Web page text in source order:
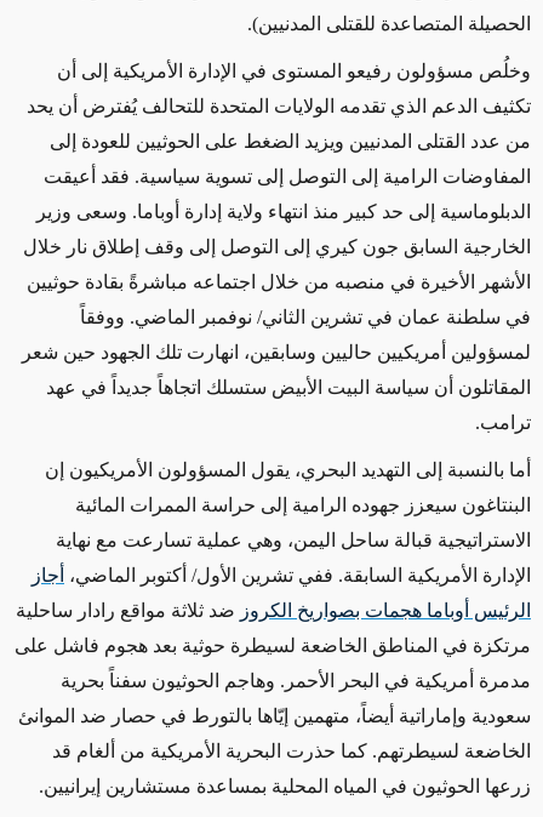
الحصيلة المتصاعدة للقتلى المدنيين).
وخلُص مسؤولون رفيعو المستوى في الإدارة الأمريكية إلى أن
تكثيف الدعم الذي تقدمه الولايات المتحدة للتحالف يُفترض أن يحد
من عدد القتلى المدنيين ويزيد الضغط على الحوثيين للعودة إلى
المفاوضات الرامية إلى التوصل إلى تسوية سياسية. فقد أعيقت
الدبلوماسية إلى حد كبير منذ انتهاء ولاية إدارة أوباما. وسعى وزير
الخارجية السابق جون كيري إلى التوصل إلى وقف إطلاق نار خلال
الأشهر الأخيرة في منصبه من خلال اجتماعه مباشرةً بقادة حوثيين
في سلطنة عمان في تشرين الثاني/ نوفمبر الماضي. ووفقاً
لمسؤولين أمريكيين حاليين وسابقين، انهارت تلك الجهود حين شعر
المقاتلون أن سياسة البيت الأبيض ستسلك اتجاهاً جديداً في عهد
ترامب.
أما بالنسبة إلى التهديد البحري، يقول المسؤولون الأمريكيون إن
البنتاغون سيعزز جهوده الرامية إلى حراسة الممرات المائية
الاستراتيجية قبالة ساحل اليمن، وهي عملية تسارعت مع نهاية
الإدارة الأمريكية السابقة. ففي تشرين الأول/ أكتوبر الماضي، أجاز
الرئيس أوباما هجمات بصواريخ الكروز ضد ثلاثة مواقع رادار ساحلية
مرتكزة في المناطق الخاضعة لسيطرة حوثية بعد هجوم فاشل على
مدمرة أمريكية في البحر الأحمر. وهاجم الحوثيون سفناً بحرية
سعودية وإماراتية أيضاً، متهمين إيّاها بالتورط في حصار ضد الموانئ
الخاضعة لسيطرتهم. كما حذرت البحرية الأمريكية من ألغام قد
زرعها الحوثيون في المياه المحلية بمساعدة مستشارين إيرانيين.